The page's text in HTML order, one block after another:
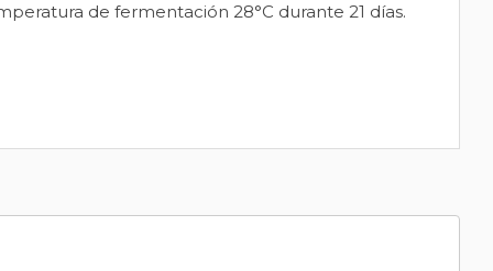
de fermentación 28°C durante 21 días.